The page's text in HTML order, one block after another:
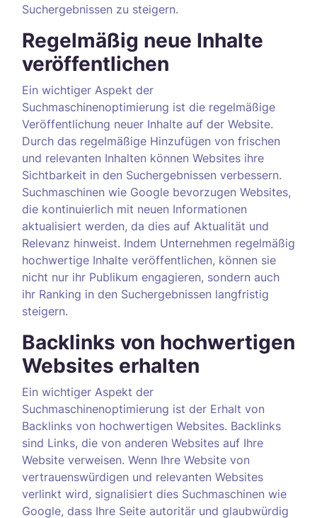
Suchergebnissen zu steigern.
Regelmäßig neue Inhalte
veröffentlichen
Ein wichtiger Aspekt der
Suchmaschinenoptimierung ist die regelmäßige
Veröffentlichung neuer Inhalte auf der Website.
Durch das regelmäßige Hinzufügen von frischen
und relevanten Inhalten können Websites ihre
Sichtbarkeit in den Suchergebnissen verbessern.
Suchmaschinen wie Google bevorzugen Websites,
die kontinuierlich mit neuen Informationen
aktualisiert werden, da dies auf Aktualität und
Relevanz hinweist. Indem Unternehmen regelmäßig
hochwertige Inhalte veröffentlichen, können sie
nicht nur ihr Publikum engagieren, sondern auch
ihr Ranking in den Suchergebnissen langfristig
steigern.
Backlinks von hochwertigen
Websites erhalten
Ein wichtiger Aspekt der
Suchmaschinenoptimierung ist der Erhalt von
Backlinks von hochwertigen Websites. Backlinks
sind Links, die von anderen Websites auf Ihre
Website verweisen. Wenn Ihre Website von
vertrauenswürdigen und relevanten Websites
verlinkt wird, signalisiert dies Suchmaschinen wie
Google, dass Ihre Seite autoritär und glaubwürdig